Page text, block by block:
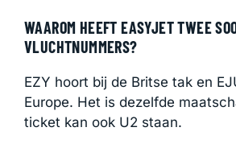
WAAROM HEEFT EASYJET TWEE
VLUCHTNUMMERS?
EZY hoort bij de Britse tak en
Europe. Het is dezelfde
ticket kan ook U2 staan.